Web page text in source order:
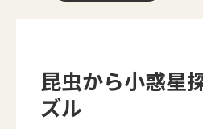
昆虫から小惑星
ズル